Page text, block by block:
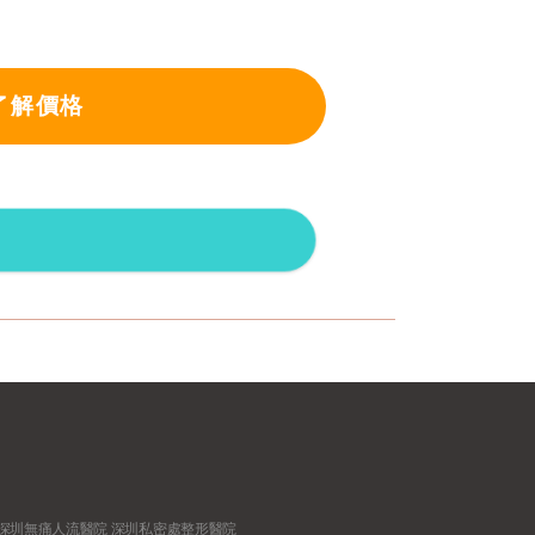
解價格
圳無痛人流醫院 深圳私密處整形醫院